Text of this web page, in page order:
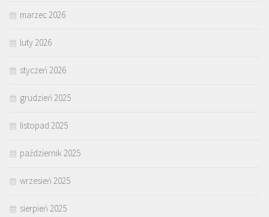
marzec 2026
luty 2026
styczeń 2026
grudzień 2025
listopad 2025
październik 2025
wrzesień 2025
sierpień 2025